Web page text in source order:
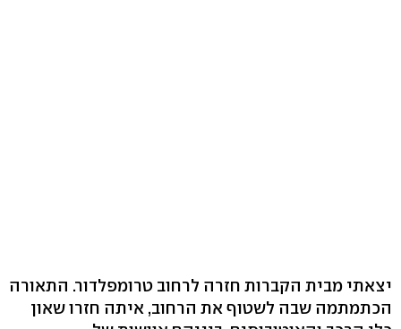
יצאתי מבית הקברות חזרה לרחוב טרומפלדור. התאורה
הכתמתמה שבה לשטוף את הרחוב, איתה חזרו שאון